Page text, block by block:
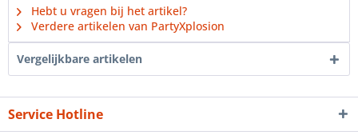
Hebt u vragen bij het artikel?
Verdere artikelen van PartyXplosion
Vergelijkbare artikelen
Service Hotline